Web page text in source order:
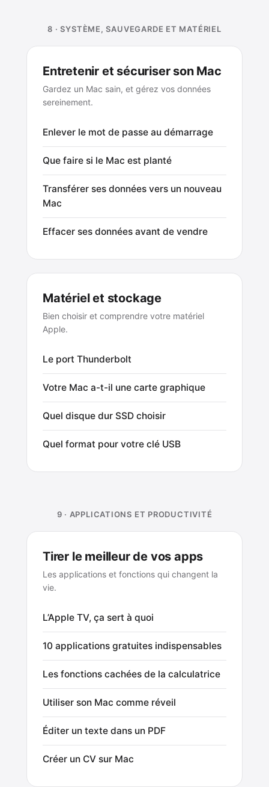
8 · SYSTÈME, SAUVEGARDE ET MATÉRIEL
Entretenir et sécuriser son Mac
Gardez un Mac sain, et gérez vos données
sereinement.
Enlever le mot de passe au démarrage
Que faire si le Mac est planté
Transférer ses données vers un nouveau
Mac
Effacer ses données avant de vendre
Matériel et stockage
Bien choisir et comprendre votre matériel
Apple.
Le port Thunderbolt
Votre Mac a-t-il une carte graphique
Quel disque dur SSD choisir
Quel format pour votre clé USB
9 · APPLICATIONS ET PRODUCTIVITÉ
Tirer le meilleur de vos apps
Les applications et fonctions qui changent la
vie.
L’Apple TV, ça sert à quoi
10 applications gratuites indispensables
Les fonctions cachées de la calculatrice
Utiliser son Mac comme réveil
Éditer un texte dans un PDF
Créer un CV sur Mac